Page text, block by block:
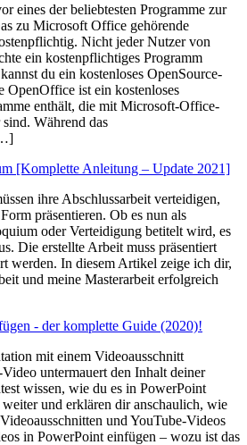
eines der beliebtesten Programme zur
zu Microsoft Office gehörende
Nicht jeder Nutzer von
ein kostenpflichtiges Programm
du ein kostenloses OpenSource-
OpenOffice ist ein kostenloses
enthält, die mit Microsoft-Office-
Während das
[Komplette Anleitung – Update 2021]
ihre Abschlussarbeit verteidigen,
präsentieren. Ob es nun als
oder Verteidigung betitelt wird, es
Die erstellte Arbeit muss präsentiert
werden. In diesem Artikel zeige ich dir,
und meine Masterarbeit erfolgreich
- der komplette Guide (2020)!
mit einem Videoausschnitt
untermauert den Inhalt deiner
wissen, wie du es in PowerPoint
und erklären dir anschaulich, wie
und YouTube-Videos
in PowerPoint einfügen – wozu ist das